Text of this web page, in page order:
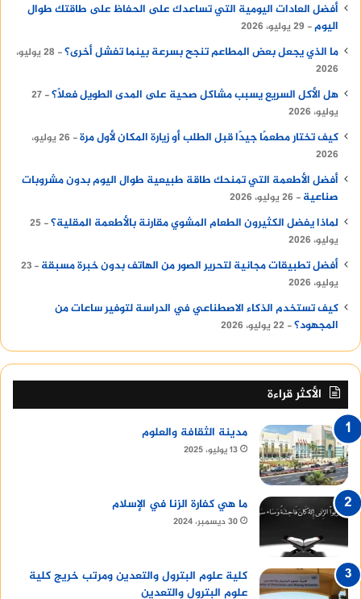
أفضل العادات اليومية التي تساعدك على الحفاظ على طاقتك طوال
اليوم
29 يوليو، 2026
ما الذي يجعل بعض المطاعم تنجح بسرعة بينما تفشل أخرى؟
28 يوليو،
2026
هل الأكل السريع يسبب مشاكل صحية على المدى الطويل فعلًا؟ 27
يوليو، 2026
كيف تختار مطعمًا جيدًا قبل الطلب أو زيارة المكان لأول مرة
26 يوليو،
2026
أفضل الأطعمة التي تمنحك طاقة طبيعية طوال اليوم بدون مشروبات
صناعية
26 يوليو، 2026
لماذا يفضل الكثيرون الطعام المشوي مقارنة بالأطعمة المقلية؟
25
يوليو، 2026
أفضل تطبيقات مجانية لتحرير الصور من الهاتف بدون خبرة مسبقة
23
يوليو، 2026
كيف تستخدم الذكاء الاصطناعي في الدراسة لتوفير ساعات من
المجهود؟ 22 يوليو، 2026
الأكثر قراءة
مدينة الثقافة والعلوم
13 يوليو، 2025
ما هي كفارة الزنا في الإسلام
30 ديسمبر، 2024
كلية علوم البترول والتعدين ومرتب خريج كلية
علوم البترول والتعدين